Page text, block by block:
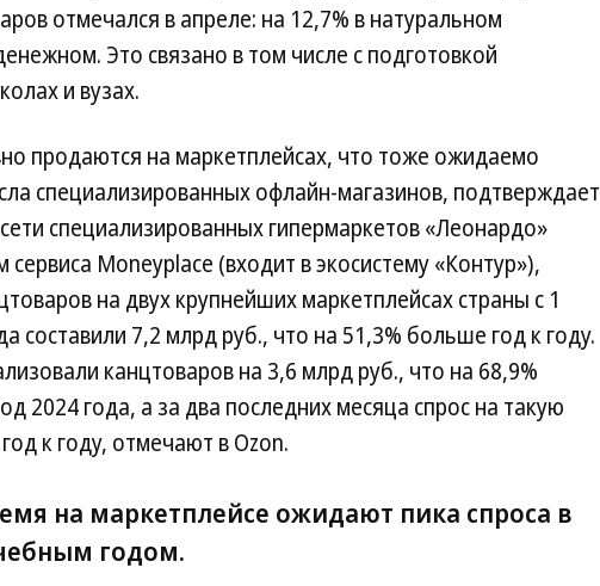
отмечался в апреле: на 12,7% в натуральном
Это связано в том числе с подготовкой
и вузах.
продаются на маркетплейсах, что тоже ожидаемо
специализированных офлайн-магазинов, подтверждает
специализированных гипермаркетов «Леонардо»
Moneyplace (входит в экосистему «Контур»),
на двух крупнейших маркетплейсах страны с 1
составили 7,2 млрд руб., что на 51,3% больше год к году.
канцтоваров на 3,6 млрд руб., что на 68,9%
2024 года, а за два последних месяца спрос на такую
к году, отмечают в Ozon.
на маркетплейсе ожидают пика спроса в
годом.